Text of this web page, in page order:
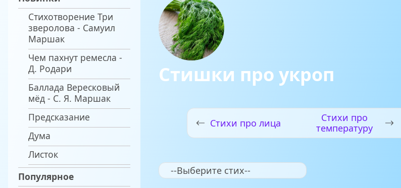
Стихотворение Три
зверолова - Самуил
Маршак
Чем пахнут ремесла -
Д. Родари
Баллада Вересковый
мёд - С. Я. Маршак
Предсказание
Дума
Листок
Популярное
Стишки про укроп
Стихи про лица
Стихи про
температуру
--Выберите стих--